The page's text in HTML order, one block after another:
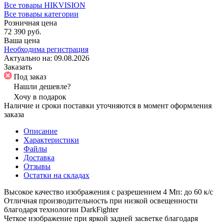
Все товары HIKVISION
Все товары категории
Розничная цена
72 390 руб.
Ваша цена
Необходима регистрация
Актуально на: 09.08.2026
Заказать
Под заказ
Нашли дешевле?
Хочу в подарок
Наличие и сроки поставки уточняются в момент оформления
заказа
Описание
Характеристики
Файлы
Доставка
Отзывы
Остатки на складах
Высокое качество изображения с разрешением 4 Мп: до 60 к/с
Отличная производительность при низкой освещенности
благодаря технологии DarkFighter
Четкое изображение при яркой задней засветке благодаря